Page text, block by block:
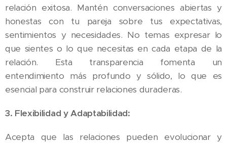
relación exitosa. Mantén conversaciones abiertas y
honestas con tu pareja sobre tus expectativas,
sentimientos y necesidades. No temas expresar lo
que sientes o lo que necesitas en cada etapa de la
relación. Esta transparencia fomenta un
entendimiento más profundo y sólido, lo que es
esencial para construir relaciones duraderas.
3. Flexibilidad y Adaptabilidad:
Acepta que las relaciones pueden evolucionar y